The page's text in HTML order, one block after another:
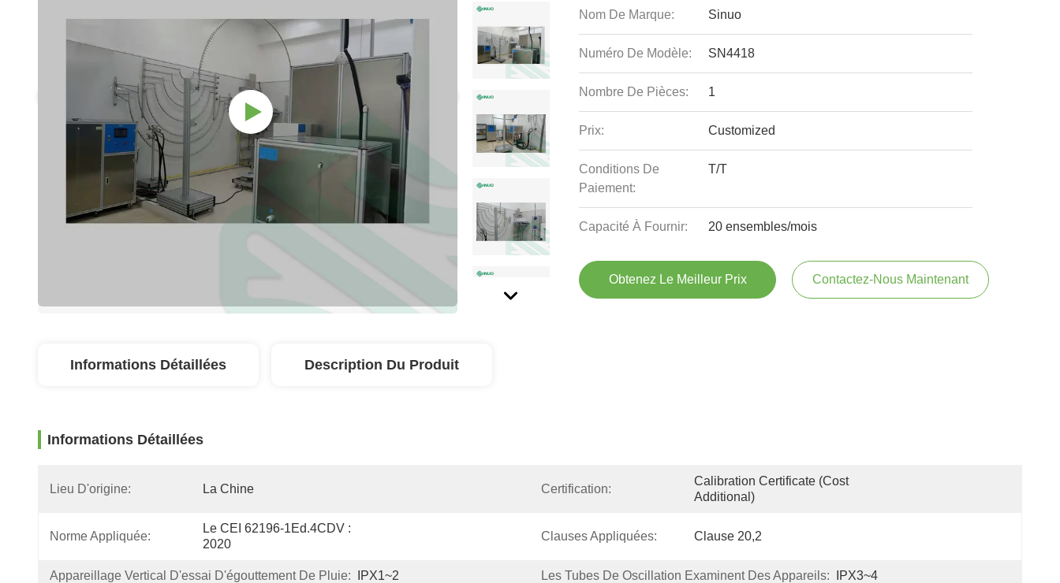
Nom De Marque: Sinuo
Numéro De Modèle: SN4418
Nombre De Pièces: 1
Prix: Customized
Conditions De
Paiement:
T/T
Capacité À Fournir: 20 ensembles/mois
Obtenez Le Meilleur Prix Contactez-Nous Maintenant
Informations Détaillées Description Du Produit
Informations Détaillées
Lieu D'origine: La Chine Certification:
Calibration Certificate (Cost
Additional)
Norme Appliquée:
Le CEI 62196-1Ed.4CDV :
2020
Clauses Appliquées: Clause 20,2
Appareillage Vertical D'essai D'égouttement De Pluie: IPX1~2 Les Tubes De Oscillation Examinent Des Appareils: IPX3~4